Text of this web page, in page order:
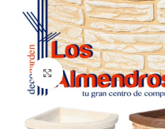
Clic para ampliar